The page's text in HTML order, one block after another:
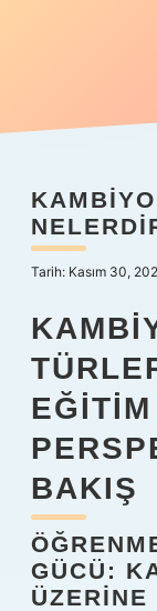
Anasayfa
Yasal Uyarı
Hakkımızda
Tarih: Kasım 30,
EĞITIM
BAKIŞ
GÜCÜ: